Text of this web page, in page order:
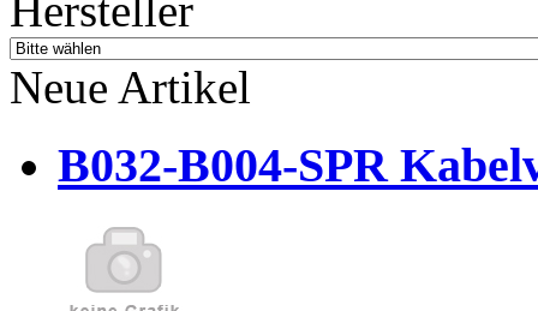
Hersteller
Neue Artikel
B032-B004-SPR